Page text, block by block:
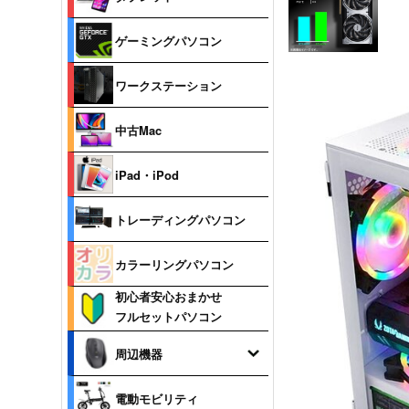
ゲーミングパソコン
ワークステーション
中古Mac
iPad・iPod
トレーディングパソコン
カラーリングパソコン
初心者安心おまかせ
フルセットパソコン
周辺機器
電動モビリティ